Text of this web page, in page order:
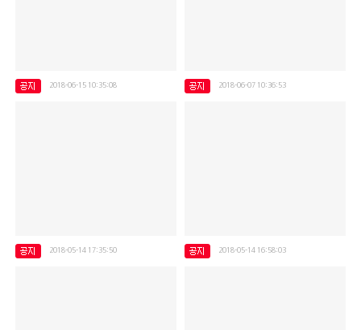
2018-06-15 10:35:08 2018-06-07 10:36:53
2018-05-14 17:35:50 2018-05-14 16:58:03